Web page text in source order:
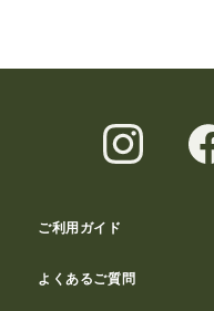
ご利用ガイド
よくあるご質問